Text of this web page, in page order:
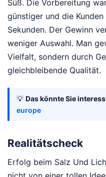
Süß. Die Vorbereitung
günstiger und die
Sekunden. Der Gewinn
weniger Auswahl. Man
Vielfalt, sondern durch
gleichbleibende Qualität.
💡 Das könnte Sie
europe
Realitätscheck
Erfolg beim Salz Und